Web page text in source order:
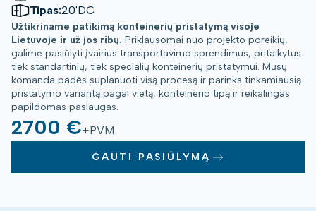
Tipas:20'DC
Užtikriname patikimą konteinerių pristatymą visoje
Lietuvoje ir už jos ribų. Priklausomai nuo projekto poreikių,
galime pasiūlyti įvairius transportavimo sprendimus, pritaikytus
tiek standartinių, tiek specialių konteinerių pristatymui. Mūsų
komanda padės suplanuoti visą procesą ir parinks tinkamiausią
pristatymo variantą pagal vietą, konteinerio tipą ir reikalingas
papildomas paslaugas.
2700 €+PVM
GAUTI PASIŪLYMĄ